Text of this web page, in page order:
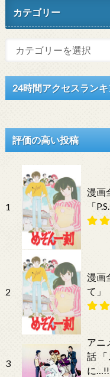
カテゴリー
24時間アクセスラン
評価の高い投稿
1
漫画
「
2
漫画
て」
3
アニ
話
に…!!